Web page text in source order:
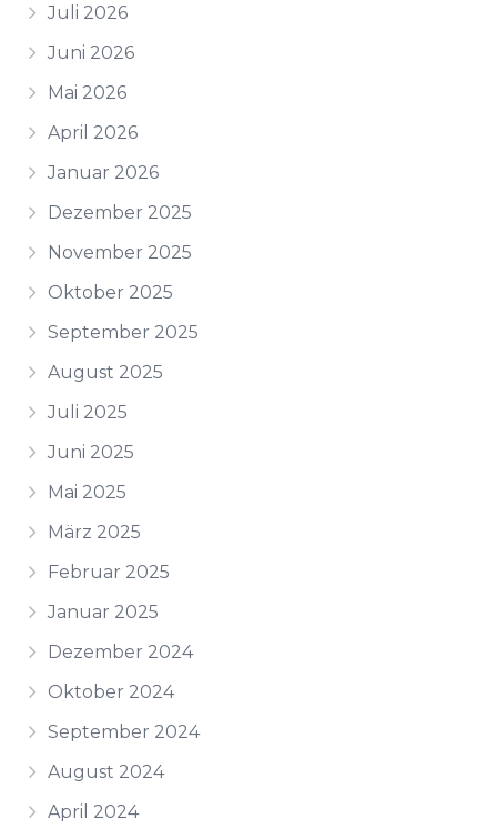
Juli 2026
Juni 2026
Mai 2026
April 2026
Januar 2026
Dezember 2025
November 2025
Oktober 2025
September 2025
August 2025
Juli 2025
Juni 2025
Mai 2025
März 2025
Februar 2025
Januar 2025
Dezember 2024
Oktober 2024
September 2024
August 2024
April 2024